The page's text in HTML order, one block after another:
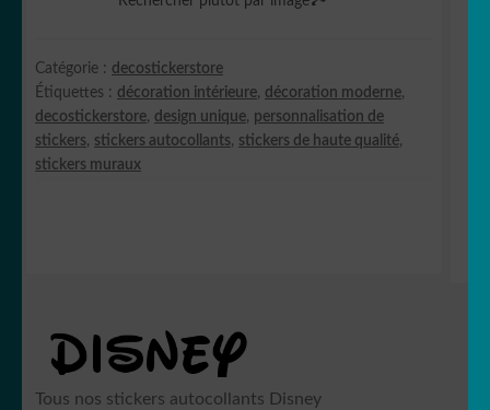
Catégorie : decostickerstore
Étiquettes : décoration intérieure, décoration moderne,
decostickerstore, design unique, personnalisation de
stickers, stickers autocollants, stickers de haute qualité,
stickers muraux
Tous nos stickers autocollants Disney